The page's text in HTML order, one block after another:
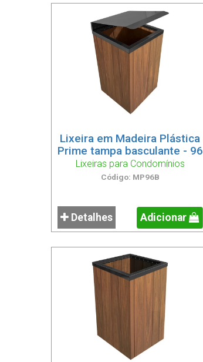
Lixeira em Madeira Plástica
Prime tampa basculante - 96
Lixeiras para Condomínios
Código: MP96B
Detalhes Adicionar